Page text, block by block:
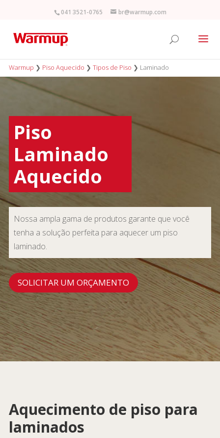
041 3521-0765 br@warmup.com
Warmup ❯ Piso Aquecido ❯ Tipos de Piso ❯ Laminado
Piso
Laminado
Aquecido
Nossa ampla gama de produtos garante que você
tenha a solução perfeita para aquecer um piso
laminado.
SOLICITAR UM ORÇAMENTO
Aquecimento de piso para
laminados